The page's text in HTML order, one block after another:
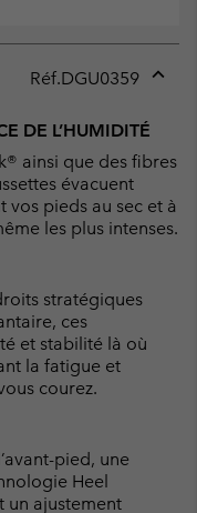
Réf.DGU0359
or
DE L’HUMIDITÉ
ainsi que des fibres
évacuent
pieds au sec et à
les plus intenses.
stratégiques
ces
et stabilité là où
la fatigue et
courez.
pied, une
Heel
un ajustement